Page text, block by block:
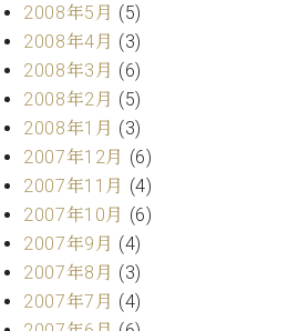
2008年5月 (5)
2008年4月 (3)
2008年3月 (6)
2008年2月 (5)
2008年1月 (3)
2007年12月 (6)
2007年11月 (4)
2007年10月 (6)
2007年9月 (4)
2007年8月 (3)
2007年7月 (4)